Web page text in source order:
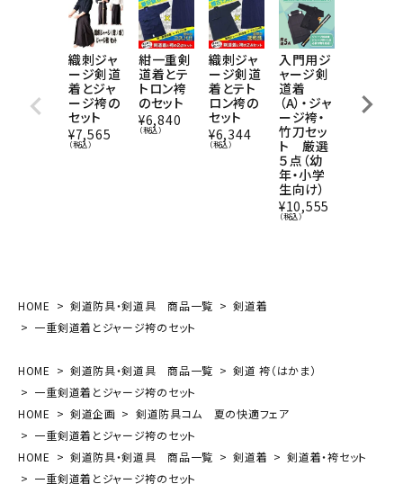
織刺ジャ
ージ剣道
着とジャ
ージ袴の
セット
¥7,565
（税込）
紺一重剣
道着とテ
トロン袴
のセット
¥6,840
（税込）
織刺ジャ
ージ剣道
着とテト
ロン袴の
セット
¥6,344
（税込）
入門用ジ
ャージ剣
道着
（A）・ジャ
ージ袴・
竹刀セッ
ト 厳選
５点（幼
年・小学
生向け）
¥10,555
（税込）
220
HOME 剣道防具・剣道具 商品一覧
剣道着
一重剣道着とジャージ袴のセット
HOME 剣道防具・剣道具 商品一覧
剣道 袴（はかま）
一重剣道着とジャージ袴のセット
HOME
剣道企画
剣道防具コム 夏の快適フェア
一重剣道着とジャージ袴のセット
HOME
剣道防具・剣道具 商品一覧 剣道着
剣道着・袴セット
一重剣道着とジャージ袴のセット